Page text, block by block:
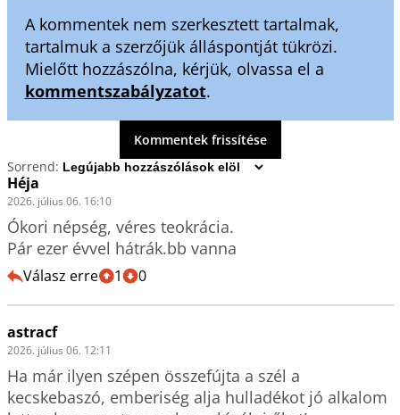
A kommentek nem szerkesztett tartalmak,
tartalmuk a szerzőjük álláspontját tükrözi.
Mielőtt hozzászólna, kérjük, olvassa el a
kommentszabályzatot.
Kommentek frissítése
Sorrend:
Héja
2026. július 06. 16:10
Ókori népség, véres teokrácia.
Pár ezer évvel hátrák.bb vanna
Válasz erre 1 0
astracf
2026. július 06. 12:11
Ha már ilyen szépen összefújta a szél a
kecskebaszó, emberiség alja hulladékot jó alkalom